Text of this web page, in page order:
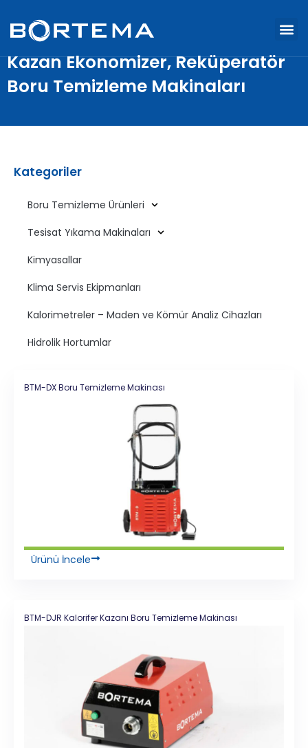
Kazan Ekonomizer, Reküperatör
Boru Temizleme Makinaları
Kategoriler
Boru Temizleme Ürünleri
Tesisat Yıkama Makinaları
Kimyasallar
Klima Servis Ekipmanları
Kalorimetreler – Maden ve Kömür Analiz Cihazları
Hidrolik Hortumlar
BTM-DX Boru Temizleme Makinası
Ürünü İncele
BTM-DJR Kalorifer Kazanı Boru Temizleme Makinası